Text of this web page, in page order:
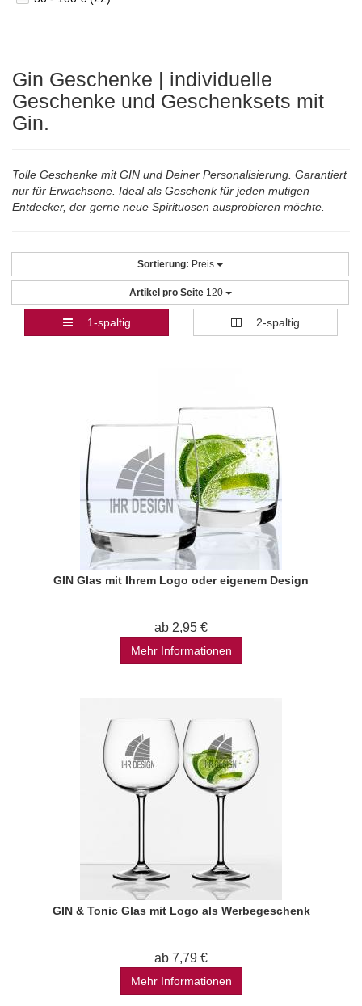
Gin Geschenke | individuelle
Geschenke und Geschenksets mit
Gin.
Tolle Geschenke mit GIN und Deiner Personalisierung. Garantiert
nur für Erwachsene. Ideal als Geschenk für jeden mutigen
Entdecker, der gerne neue Spirituosen ausprobieren möchte.
Sortierung: Preis
Artikel pro Seite 120
1-spaltig 2-spaltig
GIN Glas mit Ihrem Logo oder eigenem Design
ab 2,95 €
Mehr Informationen
GIN & Tonic Glas mit Logo als Werbegeschenk
ab 7,79 €
Mehr Informationen